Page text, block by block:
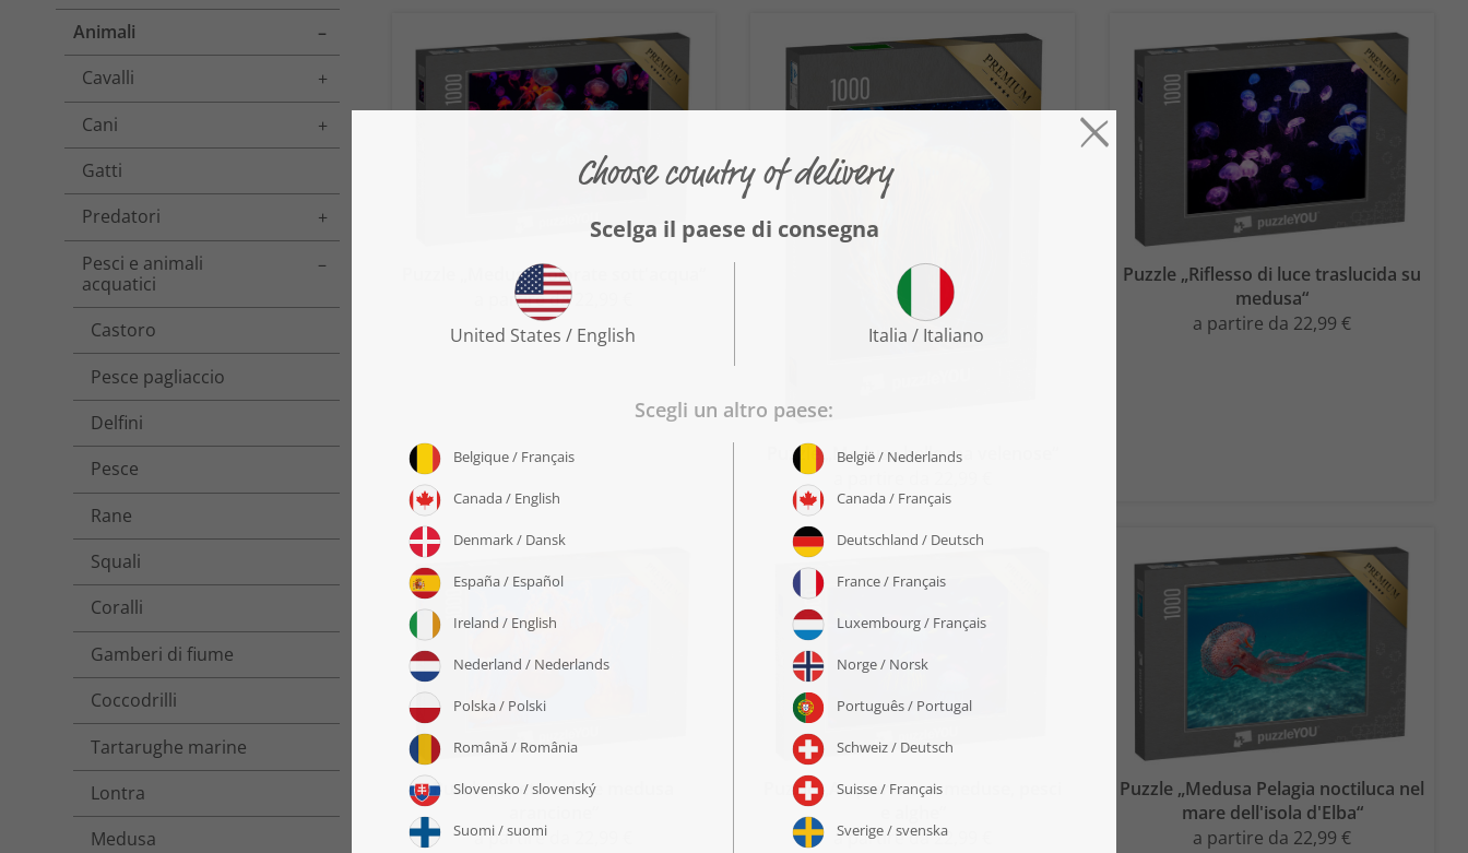
Animali
Toggle menu
Cavalli
Toggle menu
Cani
Toggle menu
Gatti
Predatori
Toggle menu
Pesci e animali
acquatici
Toggle menu
Castoro
Pesce pagliaccio
Delfini
Pesce
Rane
Squali
Coralli
Gamberi di fiume
Coccodrilli
Tartarughe marine
Lontra
Medusa
Puzzle „Meduse colorate sott'acqua“
a partire da 22,99 €
Puzzle „Meduse belle ma velenose“
Puzzle „Riflesso di luce traslucida su
medusa“
a partire da 22,99 €
Puzzle „Spettacolare medusa
a partire da 22,99 €
Puzzle „Acquario con meduse, pesci
a partire da 22,99 €
Puzzle „Medusa Pelagia noctiluca nel
mare dell'isola d'Elba“
a partire da 22,99 €